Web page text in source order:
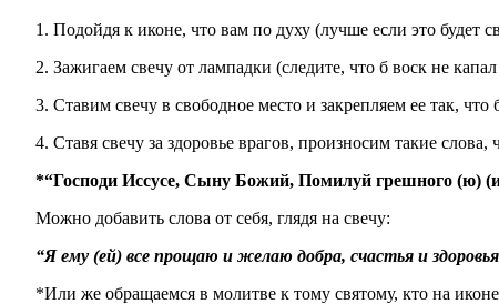
1. Подойдя к иконе, что вам по духу (лучше если это будет
2. Зажигаем свечу от лампадки (следите, что б воск не
3. Ставим свечу в свободное место и закрепляем ее так,
4. Ставя свечу за здоровье врагов, произносим такие слова,
*“Господи Иссусе, Сыну Божий, Помилуй грешного (ю)
Можно добавить слова от себя, глядя на свечу:
“Я ему (ей) все прощаю и желаю добра, счастья и
*Или же обращаемся в молитве к тому святому, кто на